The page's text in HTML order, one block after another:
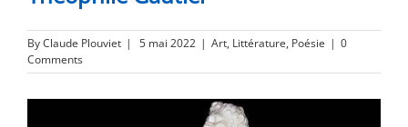
ByClaude Plouviet | 5 mai 2022 | Art, Littérature, Poésie | 0
Comments